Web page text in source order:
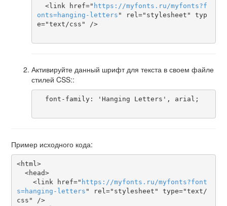
  <link href="
https ://myfonts . ru/myfonts?f
onts=hanging-letters " rel="stylesheet" typ
e="text/css" />
Активируйте данный шрифт для текста в своем файле
стилей CSS::
Пример исходного кода:
<html>
    <link href="
https ://myfonts . ru/myfonts?font
s=hanging-letters " rel="stylesheet" type="text/
css" />